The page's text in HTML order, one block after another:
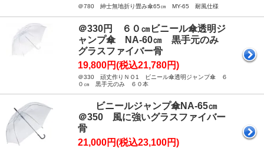
＠780 紳士無地折り畳み傘65㎝ MY-65 耐風仕様
＠330円 ６０㎝ビニール傘透明ジ
ャンプ傘 NA-60㎝ 黒手元のみ
グラスファイバー骨
19,800円(税込21,780円)
＠330 頑丈作りＮＯ1 ビニール傘透明ジャンプ傘 ６
０㎝ 黒手元のみ ６０本
ビニールジャンプ傘NA-65㎝
＠350 風に強いグラスファイバー
骨
21,000円(税込23,100円)